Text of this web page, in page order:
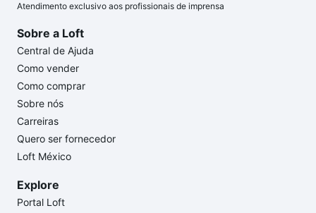
Atendimento exclusivo aos profissionais de imprensa
Sobre a Loft
Central de Ajuda
Como vender
Como comprar
Sobre nós
Carreiras
Quero ser fornecedor
Loft México
Explore
Portal Loft